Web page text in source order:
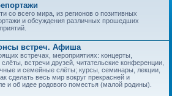
со всего мира, из регионов о позитивных
и обсуждения различных прошедших
встреч. Афиша
встречах, мероприятиях: концерты,
встречи друзей, читательские конференции,
и семейные слёты; курсы, семинары, лекции,
сделать весь мир вокруг прекрасней и
и об идее родового поместья (малой родины).